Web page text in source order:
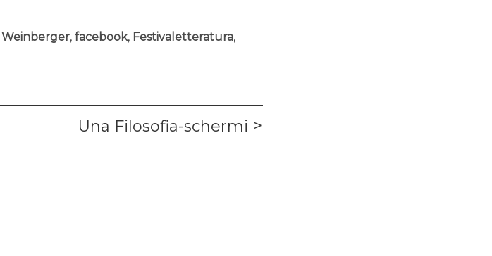
Weinberger,facebook, Festivaletteratura,
Next
Una Filosofia-schermi